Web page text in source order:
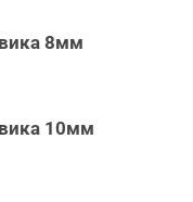
8мм
10мм